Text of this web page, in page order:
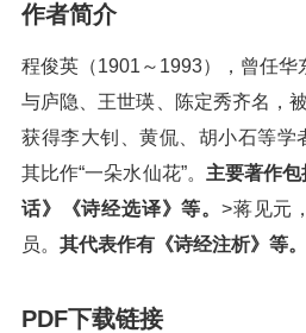
作者简介
程俊英（1901～1993），曾任华
与庐隐、王世瑛、陈定秀齐名，
获得李大钊、黄侃、胡小石等学
其比作“一朵水仙花”。 主要著作
话》《诗经选译》等。 >蒋见元
员。 其代表作有《诗经注析》等。
PDF下载链接